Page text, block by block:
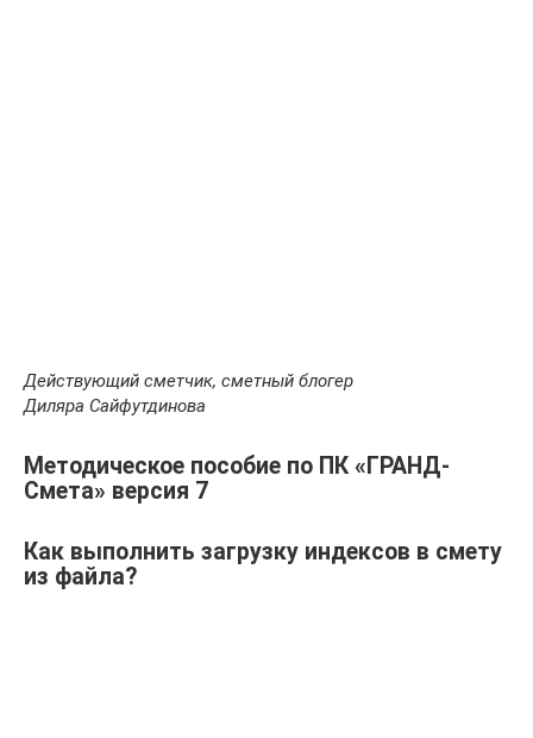
Действующий сметчик, сметный блогер
Диляра Сайфутдинова
Методическое пособие по ПК «ГРАНД-
Смета» версия 7
Как выполнить загрузку индексов в смету
из файла?